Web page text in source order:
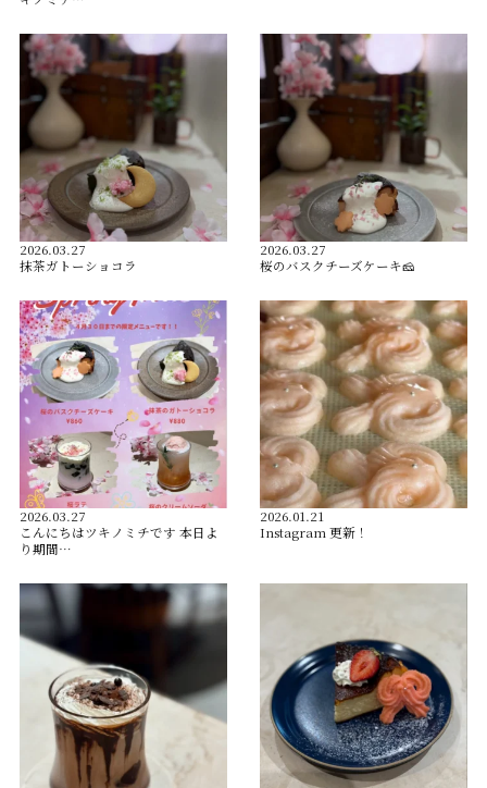
2026.03.27
抹茶ガトーショコラ
2026.03.27
桜のバスクチーズケーキ🧀
2026.03.27
こんにちはツキノミチです️ 本日よ
り期間…
2026.01.21
Instagram 更新！